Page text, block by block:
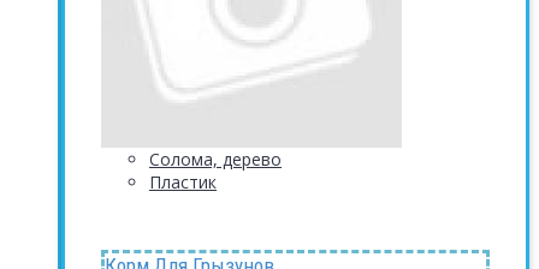
Солома, дерево
Пластик